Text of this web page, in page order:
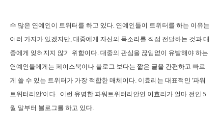
수 많은 연예인이 트위터를 하고 있다. 연예인들이 트위터를 하는 이유는
여러 가지가 있겠지만, 대중에게 자신의 목소리를 직접 전달하는 것과 대
중에게 잊혀지지 않기 위함이다. 대중의 관심을 끊임없이 유발해야 하는
연예인들에게는 페이스북이나 블로그 보다는 짧은 글을 간편하고 빠르
게 쓸 수 있는 트위터가 가장 적합한 매체이다. 이효리는 대표적인 '파워
트위터리안'이다. 이런 유명한 파워트위터리안인 이효리가 얼마 전인 5
월 말부터 블로그를 하고 있다.